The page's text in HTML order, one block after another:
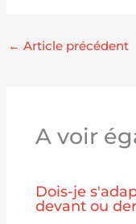
← Article précédent
A voir
Dois-je
devant ou